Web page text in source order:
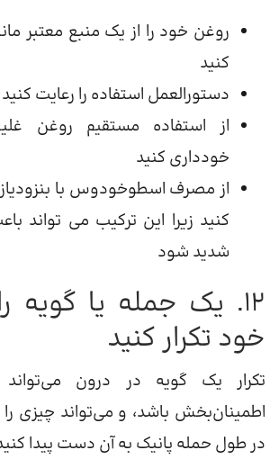
روغن خود را از یک منبع معتبر
کنید
دستورالعمل استفاده را رعایت کنید
از استفاده مستقیم روغن
خودداری کنید
از مصرف اسطوخودوس با
کنید زیرا این ترکیب می تواند
شدید شود
12. یک جمله یا گویه
خود تکرار کنید
تکرار یک گویه در درون
اطمینان‌بخش باشد، و می‌تواند چیزی
در طول حمله پانیک به آن دست پیدا